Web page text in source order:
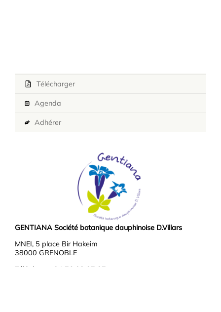
Télécharger
Agenda
Adhérer
GENTIANA Société botanique dauphinoise D.Villars
MNEI, 5 place Bir Hakeim
38000 GRENOBLE
Téléphone : 04 76 03 37 37